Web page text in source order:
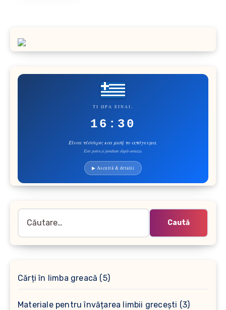
ΤΙ ΏΡΑ ΕΊΝΑΙ;
16:30
Είναι τέσσερις και μισή το απόγευμα.
Este patru și jumătate după-amiaza.
▶ Ascultă & detalii
după:
Cărți în limba greacă 55
produse
Materiale pentru învățarea limbii grecești
33